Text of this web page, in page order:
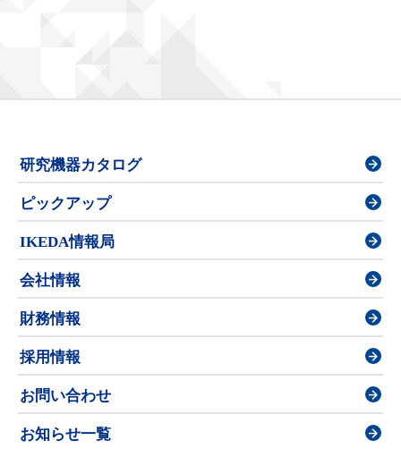
研究機器カタログ
ピックアップ
IKEDA情報局
会社情報
財務情報
採用情報
お問い合わせ
お知らせ一覧